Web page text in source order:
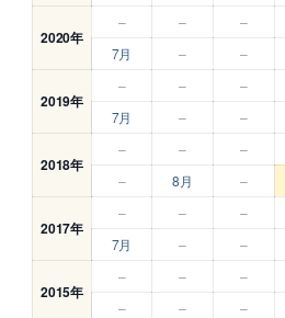
2020年
– – –
7月
– –
2019年
– – –
7月
– –
2018年
– – –
–
8月 –
2017年
– – –
7月
– –
2015年
– – –
–
– –